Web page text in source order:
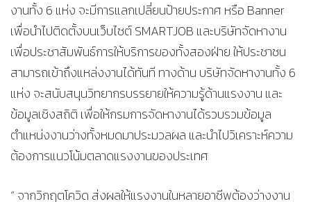
งานทั้ง 6 แห่ง จะมีการแลกเปลี่ยนป้ายประกาศ หรือ Banner
เพื่อนำไปติดตั้งบนเว็บไซต์ SMARTJOB และบริษัทจัดหางาน
เพื่อประชาสัมพันธ์การให้บริการของทั้งสองฝ่าย ให้ประชาชน
สามารถเข้าถึงแหล่งงานได้ทันที ทางด้าน บริษัทจัดหางานทั้ง 6
แห่ง จะสนับสนุนวิทยากรบรรยายให้ความรู้ด้านแรงงาน และ
ข้อมูลเชิงสถิติ เพื่อให้กรมการจัดหางานได้รวบรวมข้อมูล
ตำแหน่งงานว่างทั้งหมดมาประมวลผล และนำไปวิเคราะห์ความ
ต้องการแนวโน้มตลาดแรงงานของประเทศ
“ จากวิกฤตโควิด ส่งผลให้แรงงานในหลายอาชีพต้องว่างงาน